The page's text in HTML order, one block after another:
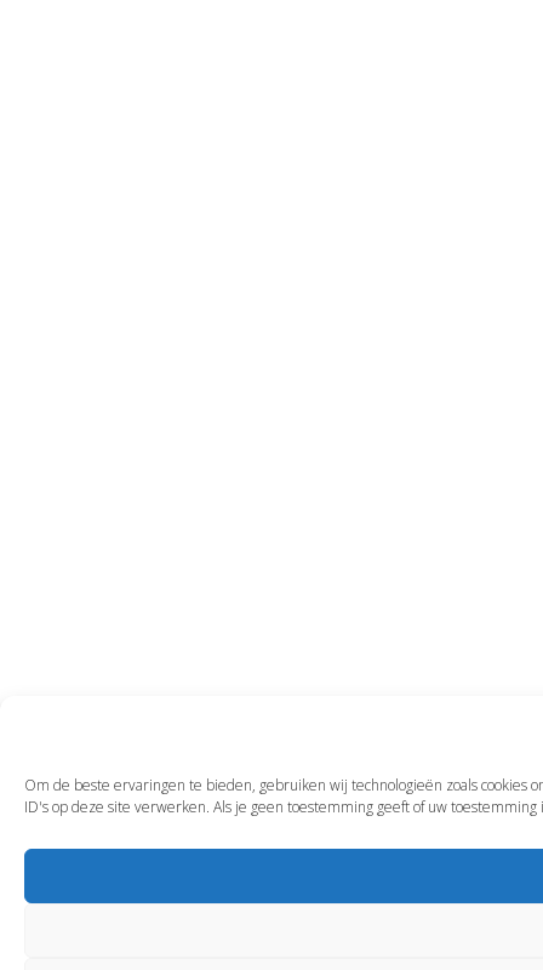
Om de beste ervaringen te bieden, gebruiken wij technologieën zoals cookies
ID's op deze site verwerken. Als je geen toestemming geeft of uw